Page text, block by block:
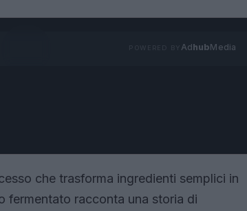
AdhubMedia
che trasforma ingredienti semplici in
fermentato racconta una storia di